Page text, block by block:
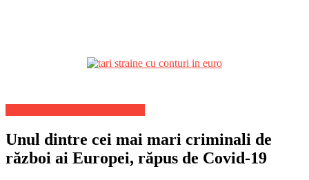
Unul dintre cei mai mari criminali de
război ai Europei, răpus de Covid-19